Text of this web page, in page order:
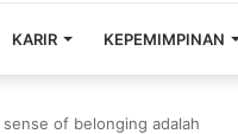
KARIR KEPEMIMPINAN
sense of belonging adalah